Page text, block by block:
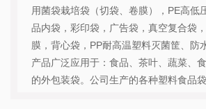
用菌袋栽培袋（切袋、卷膜），PE高低
品内袋，彩印袋，广告袋，真空复合袋
膜，背心袋，PP耐高温塑料灭菌筐、防
产品广泛应用于：食品、茶叶、蔬菜、
的外包装袋。公司生产的各种塑料食品